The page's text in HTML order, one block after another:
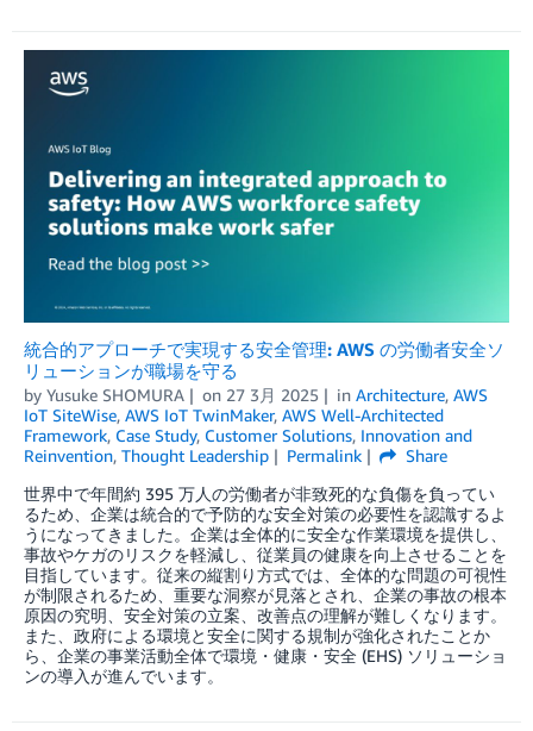
統合的アプローチで実現する安全管理: AWS の労働者安全ソ
リューションが職場を守る
by Yusuke SHOMURA on 27 3月 2025 in Architecture, AWS
IoT SiteWise, AWS IoT TwinMaker, AWS Well-Architected
Framework, Case Study, Customer Solutions, Innovation and
Reinvention, Thought Leadership Permalink
Share
世界中で年間約 395 万人の労働者が非致死的な負傷を負ってい
るため、企業は統合的で予防的な安全対策の必要性を認識するよ
うになってきました。企業は全体的に安全な作業環境を提供し、
事故やケガのリスクを軽減し、従業員の健康を向上させることを
目指しています。従来の縦割り方式では、全体的な問題の可視性
が制限されるため、重要な洞察が見落とされ、企業の事故の根本
原因の究明、安全対策の立案、改善点の理解が難しくなります。
また、政府による環境と安全に関する規制が強化されたことか
ら、企業の事業活動全体で環境・健康・安全 (EHS) ソリューショ
ンの導入が進んでいます。